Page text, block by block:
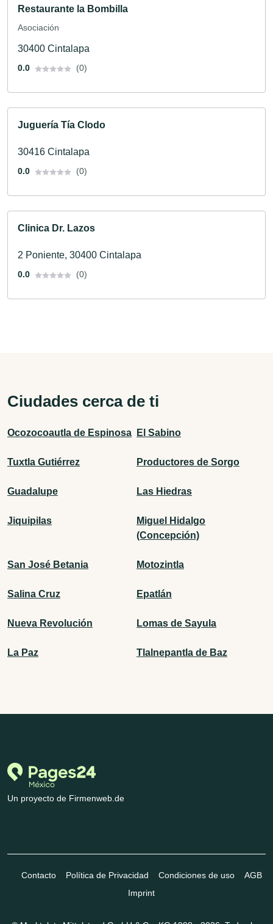
Restaurante la Bombilla
Asociación
30400 Cintalapa
0.0 (0)
Juguería Tía Clodo
30416 Cintalapa
0.0 (0)
Clinica Dr. Lazos
2 Poniente, 30400 Cintalapa
0.0 (0)
Ciudades cerca de ti
Ocozocoautla de Espinosa El Sabino
Tuxtla Gutiérrez Productores de Sorgo
Guadalupe Las Hiedras
Jiquipilas
Miguel Hidalgo
(Concepción)
San José Betania Motozintla
Salina Cruz Epatlán
Nueva Revolución Lomas de Sayula
La Paz Tlalnepantla de Baz
Un proyecto de Firmenweb.de
Contacto Política de Privacidad Condiciones de uso
AGB
Imprint